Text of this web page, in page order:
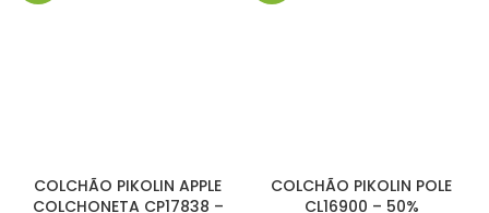
COLCHÃO PIKOLIN APPLE
COLCHONETA CP17838 –
COLCHÃO PIKOLIN POLE
CL16900 – 50%